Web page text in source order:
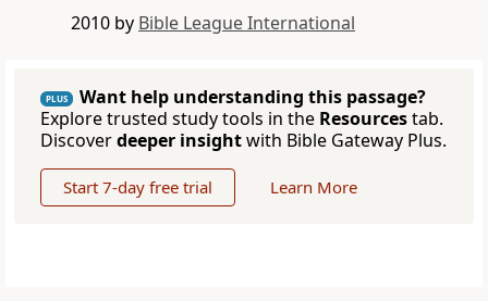
2010 by Bible League International
PLUS
Want help understanding this passage?
Explore trusted study tools in the Resourcestab.
Discoverdeeper insightwith Bible Gateway Plus.
Start 7-day free trial Learn More